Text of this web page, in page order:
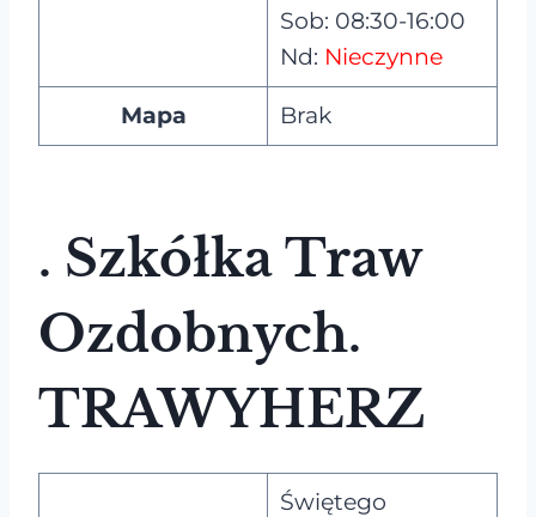
Sob: 08:30-16:00
Nd: Nieczynne
Mapa Brak
. Szkółka Traw
Ozdobnych.
TRAWYHERZ
Świętego